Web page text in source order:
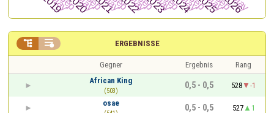
ERGEBNISSE
 
Gegner Ergebnis
Rang
African King
(503)
0,5 - 0,5 528
-1
osae
0,5 - 0,5 527
1